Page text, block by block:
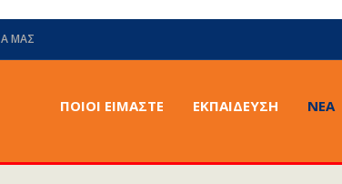
ΜΑΣ
ΠΟΙΟΙ ΕΙΜΑΣΤΕ ΕΚΠΑΙΔΕΥΣΗ ΝΈΑ